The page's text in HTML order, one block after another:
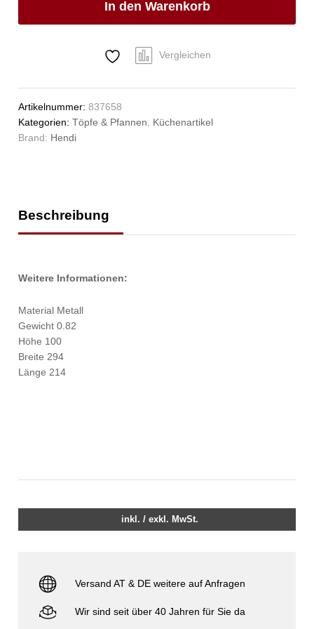
Kitchen
Anzahl
In den Warenkorb
Vergleichen
Artikelnummer:837658
Kategorien:Töpfe & Pfannen, Küchenartikel
Brand: Hendi
Beschreibung
Weitere Informationen:
Material Metall
Gewicht 0.82
Höhe 100
Breite 294
Länge 214
inkl. / exkl. MwSt.
Versand AT & DE weitere auf Anfragen
Wir sind seit über 40 Jahren für Sie da